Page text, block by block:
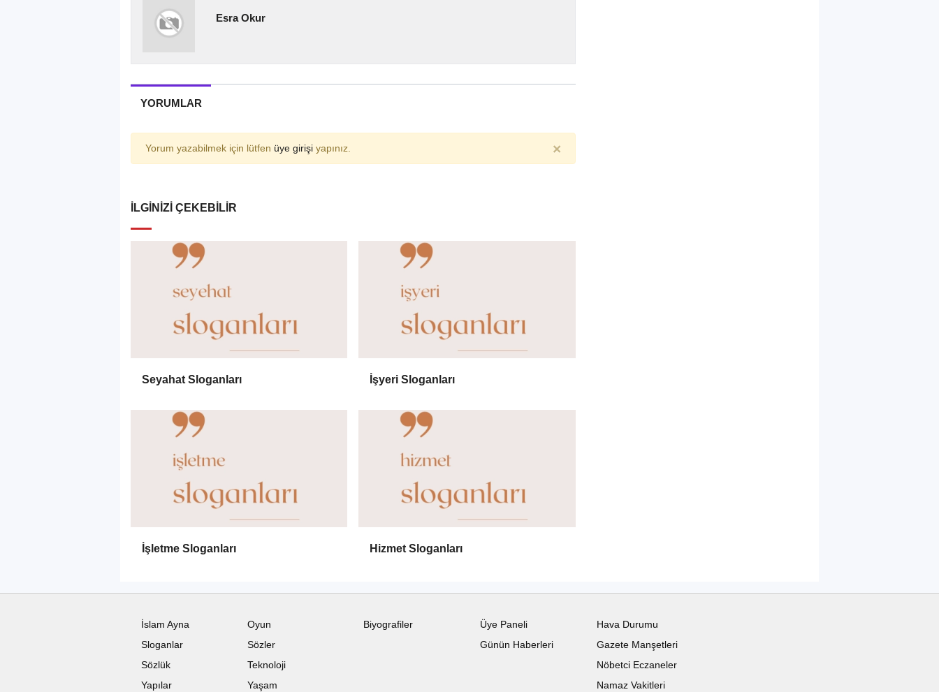
Esra Okur
YORUMLAR
Yorum yazabilmek için lütfen üye girişi yapınız. ×
İLGINIZI ÇEKEBILIR
Seyahat Sloganları İşyeri Sloganları
İşletme Sloganları Hizmet Sloganları
İslam Ayna
Oyun
Sloganlar
Sözler
Sözlük
Teknoloji
Yapılar
Yaşam
Biyografiler
Üye Paneli
Günün Haberleri
Hava Durumu
Gazete Manşetleri
Nöbetci Eczaneler
Namaz Vakitleri